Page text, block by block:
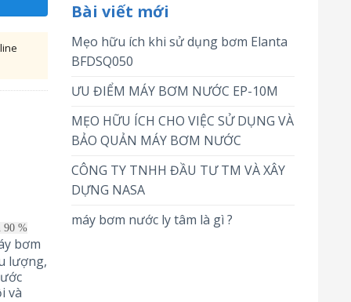
Bài viết mới
Mẹo hữu ích khi sử dụng bơm Elanta
BFDSQ050
ƯU ĐIỂM MÁY BƠM NƯỚC EP-10M
MẸO HỮU ÍCH CHO VIỆC SỬ DỤNG VÀ
BẢO QUẢN MÁY BƠM NƯỚC
CÔNG TY TNHH ĐẦU TƯ TM VÀ XÂY
DỰNG NASA
máy bơm nước ly tâm là gì ?
90 %
bơm
lượng,
và